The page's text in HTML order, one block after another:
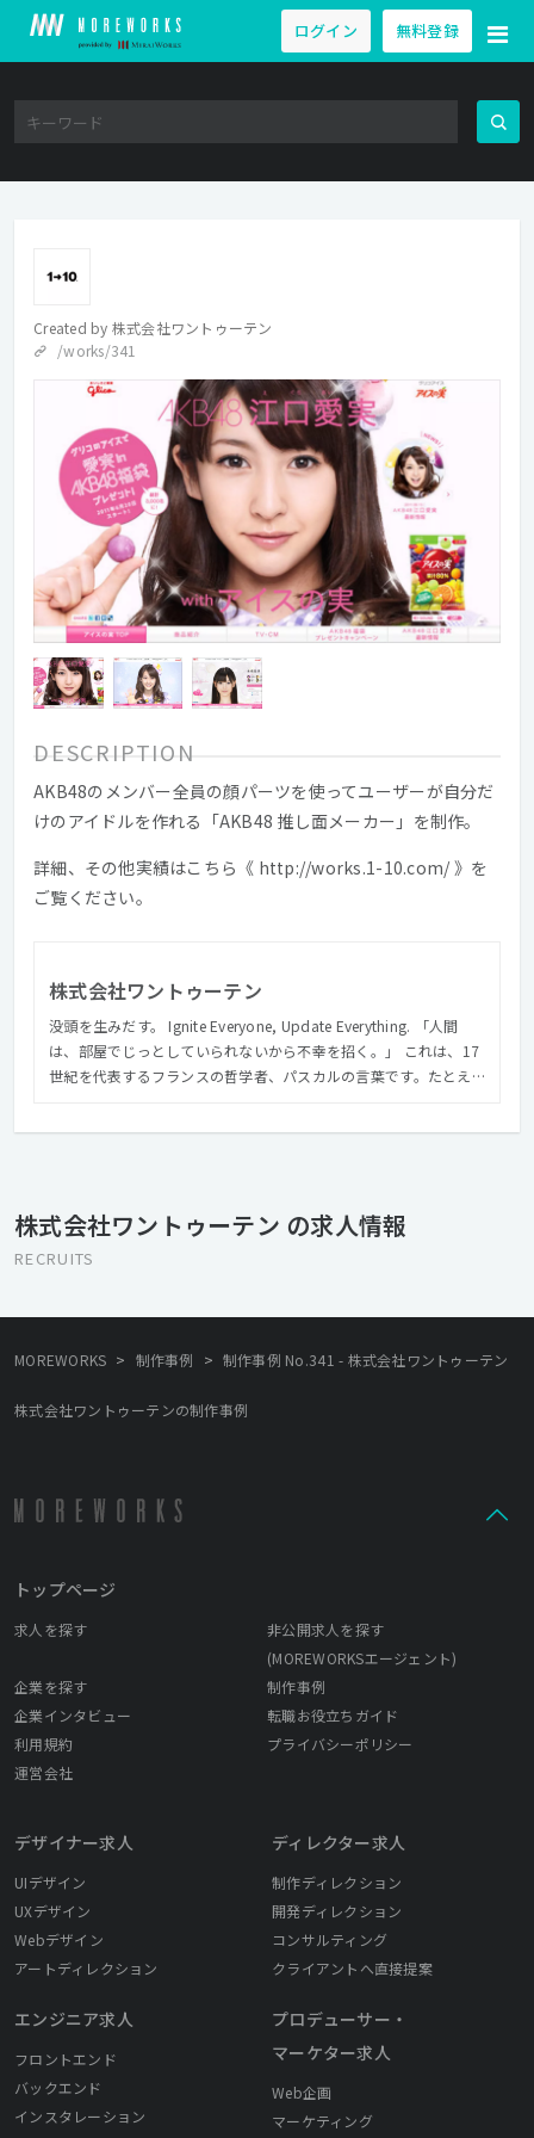
ログイン 無料登録
Created by 株式会社ワントゥーテン
/works/341
DESCRIPTION
AKB48のメンバー全員の顔パーツを使ってユーザーが自分だ
けのアイドルを作れる「AKB48 推し面メーカー」を制作。
詳細、その他実績はこちら《 http://works.1-10.com/ 》を
ご覧ください。
株式会社ワントゥーテン
没頭を生みだす。 Ignite Everyone, Update Everything. 「⼈間
は、部屋でじっとしていられないから不幸を招く。」 これは、17
世紀を代表するフランスの哲学者、パスカルの⾔葉です。たとえ
る興味を⽣みだせるか。その空間によって、⼈⽣を豊かにする熱
中を⽣みだせるか。私たちは、クリエイティブと⾰新的技術によ
の⼈に。 ワントゥーテンは、⼈間の永遠の課題に挑み、創造⼒で
株式会社ワントゥーテン の求人情報
RECRUITS
MOREWORKS > 制作事例 > 制作事例 No.341 - 株式会社ワントゥーテン
株式会社ワントゥーテンの制作事例
トップページ
求人を探す
非公開求人を探す
(MOREWORKSエージェント)
企業を探す
制作事例
企業インタビュー
転職お役立ちガイド
利用規約
プライバシーポリシー
運営会社
デザイナー求人
UIデザイン
UXデザイン
Webデザイン
アートディレクション
エンジニア求人
フロントエンド
バックエンド
インスタレーション
ディレクター求人
制作ディレクション
開発ディレクション
コンサルティング
クライアントへ直接提案
プロデューサー・
マーケター求人
Web企画
マーケティング